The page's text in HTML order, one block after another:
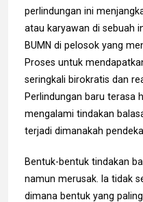
perlindungan ini
atau karyawan di sebuah
BUMN di pelosok yang
Proses untuk
seringkali birokratis dan
Perlindungan baru terasa
mengalami tindakan
terjadi dimanakah
Bentuk-bentuk tindakan
namun merusak. Ia tidak
dimana bentuk yang